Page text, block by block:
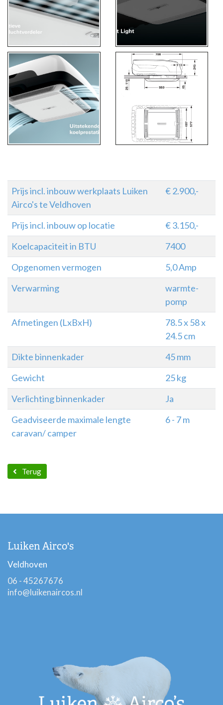
Prijs incl. inbouw werkplaats Luiken
Airco's te Veldhoven
€ 2.900,-
Prijs incl. inbouw op locatie
€ 3.150,-
Koelcapaciteit in BTU
7400
Opgenomen vermogen
5,0 Amp
Verwarming
warmte-
pomp
Afmetingen (LxBxH)
78.5 x 58 x
24.5 cm
Dikte binnenkader
45 mm
Gewicht
25 kg
Verlichting binnenkader
Ja
Geadviseerde maximale lengte
caravan/ camper
6 - 7 m
Terug
Luiken Airco's
Veldhoven
06 - 45267676
info@luikenaircos.nl